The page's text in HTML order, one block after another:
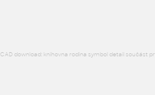
CAD download: knihovna rodina symbol detail součást